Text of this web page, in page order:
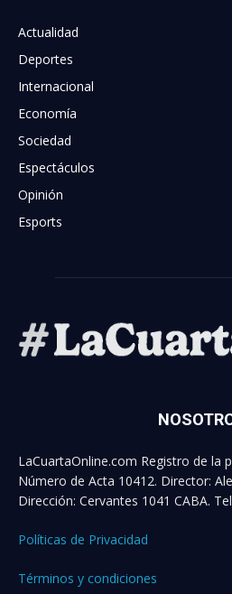
Actualidad
Deportes
Internacional
Economía
Sociedad
Espectáculos
Opinión
Esports
LaCuartaOnline.com Registro de la
Número de Acta 10412. Director:
Dirección: Cervantes 1041 CABA.
Políticas de Privacidad
Términos y condiciones